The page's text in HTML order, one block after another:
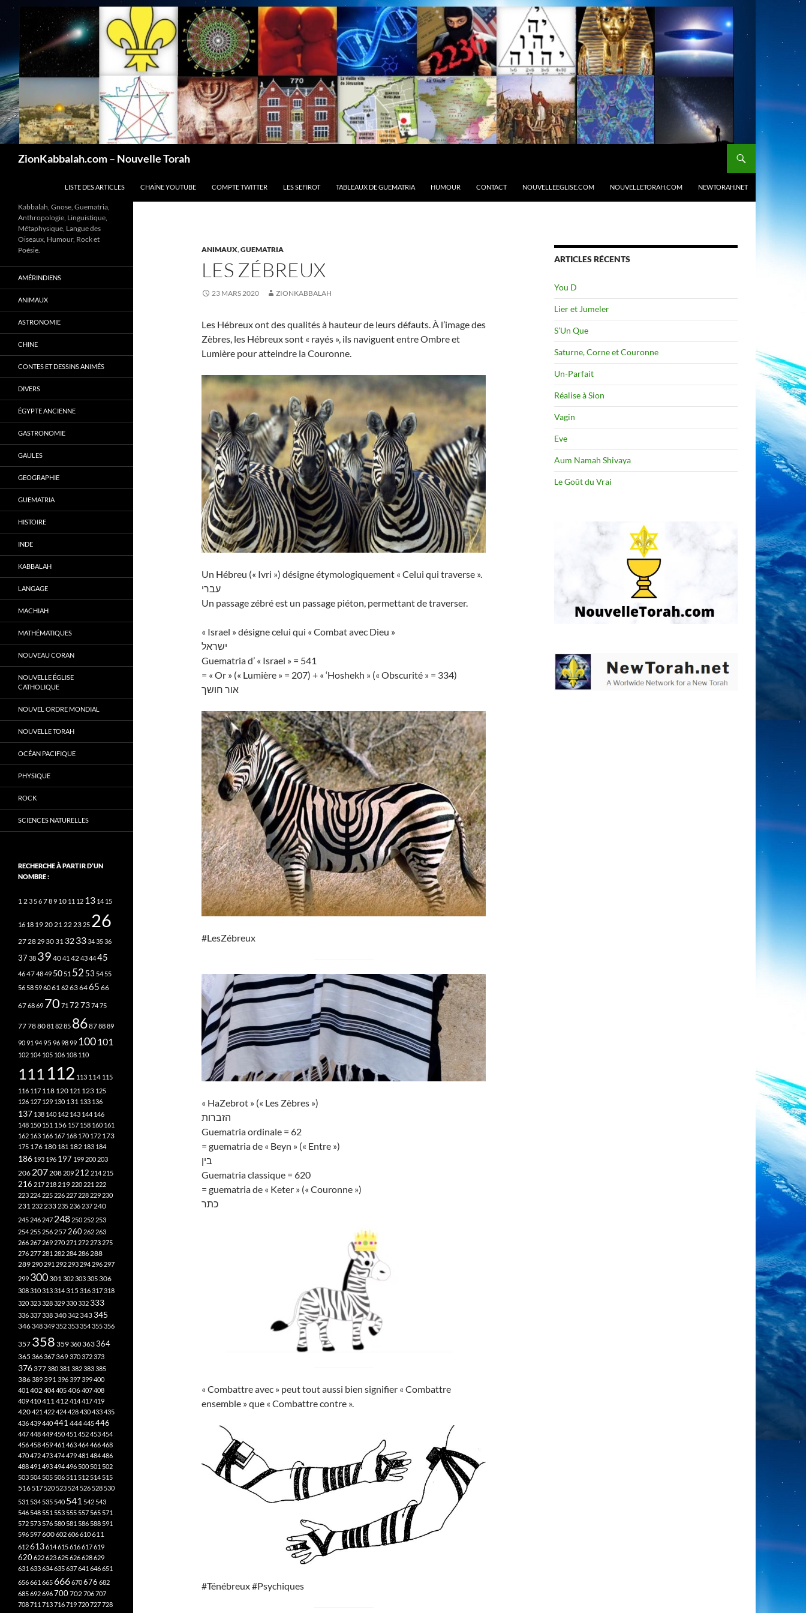
ZionKabbalah.com – Nouvelle Torah
LISTE DES ARTICLES
CHAÎNE YOUTUBE COMPTE TWITTER LES SEFIROT TABLEAUX DE GUEMATRIA HUMOUR CONTACT NOUVELLEEGLISE.COM NOUVELLETORAH.COM NEWTORAH.NET
ANIMAUX,GUEMATRIA
LES ZÉBREUX
23 MARS 2020 ZIONKABBALAH
Les Hébreux ont des qualités à hauteur de leurs défauts. À l’image des
Zèbres, les Hébreux sont « rayés », ils naviguent entre Ombre et
Lumière pour atteindre la Couronne.
Un Hébreu (« Ivri ») désigne étymologiquement « Celui qui traverse ».
עברי
Un passage zébré est un passage piéton, permettant de traverser.
« Israel » désigne celui qui « Combat avec Dieu »
ישראל
Guematria d’ « Israel » = 541
= « Or » (« Lumière » = 207) + « ‘Hoshekh » (« Obscurité » = 334)
אור חושך
#LesZébreux
« HaZebrot » (« Les Zèbres »)
הזברות
Guematria ordinale = 62
= guematria de « Beyn » (« Entre »)
בין
Guematria classique = 620
= guematria de « Keter » (« Couronne »)
כתר
« Combattre avec » peut tout aussi bien signifier « Combattre
ensemble » que « Combattre contre ».
#Ténébreux #Psychiques
ARTICLES RÉCENTS
You D
Lier et Jumeler
S’Un Que
Saturne, Corne et Couronne
Un-Parfait
Réalise à Sion
Vagin
Eve
Aum Namah Shivaya
Le Goût du Vrai
Kabbalah, Gnose, Guematria,
Anthropologie, Linguistique,
Métaphysique, Langue des
Oiseaux, Humour, Rock et
Poésie.
AMÉRINDIENS
ANIMAUX
ASTRONOMIE
CHINE
CONTES ET DESSINS ANIMÉS
DIVERS
ÉGYPTE ANCIENNE
GASTRONOMIE
GAULES
GEOGRAPHIE
GUEMATRIA
HISTOIRE
INDE
KABBALAH
LANGAGE
MACHIAH
MATHÉMATIQUES
NOUVEAU CORAN
NOUVELLE ÉGLISE
CATHOLIQUE
NOUVEL ORDRE MONDIAL
NOUVELLE TORAH
OCÉAN PACIFIQUE
PHYSIQUE
ROCK
SCIENCES NATURELLES
RECHERCHE À PARTIR D’UN
NOMBRE :
1 23 56789 10 11 12 13 14 15
16 18 1920212223 25 26
27 28 293031 3233343536
37 38 39 4041 42434445
46474849 50 51 52 53 54 55
56 58 596061 62636465 66
676869 70 71 72737475
77788081 8285 86878889
9091 94 95 969899 100101
102 104 105 106 108 110
111 112 113 114 115
116 117 118 120 121 123 125
126 127 129 130 131 133 136
137 138 140 142 143 144 146
148 150 151 156 157 158 160 161
162 163 166 167 168 170 172 173
175 176 180 181 182 183 184
186 193 196 197 199 200 203
206 207 208 209 212 214 215
216 217 218219 220 221 222
223 224 225 226 227 228 229 230
231 232 233 235 236 237240
245 246 247248 250 252 253
254 255 256257 260 262 263
266 267 269 270 271 272 273 275
276 277 281 282 284 286 288
289 290 291 292 293 294 296 297
299 300301302303305306
308310313314315 316317318
320323328329330332 333
336337338340342343 345
346348349352353354355356
357 358 359360363364
365 366367369370372373
376377380381 382383385
386389391396397399400
401 402404405406407408
409410411 412414417419
420421 422424428430433435
436439440441 444445446
447448449450451 452453454
456458459461 463464466468
470472473474479481 484486
488491 493494496 500 501 502
503 504 505 506 511 512 514 515
516 517 520 523 524 526 528 530
531 534 535 540 541 542 543
546 548 551 553 555 557 565 571
572 573 576 580 581 586 588 591
596 597600602606610611
612613614615616617619
620622623625626628629
631 633634635637641 646651
656661 665666670676 682
685692696700702706707
708711 713716719720727728